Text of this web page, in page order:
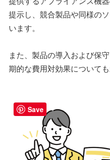
提示し、競合製品や同様の
います。
また、製品の導入および保
期的な費用対効果について
Save